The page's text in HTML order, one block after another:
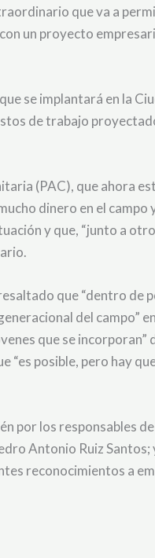
que va a
un proyecto
se implantará en la
de trabajo
(PAC), que ahora
dinero en el
y que, “junto a
que “dentro de
del campo”
que se
“es posible, pero hay
por los responsables
Antonio Ruiz
reconocimientos a